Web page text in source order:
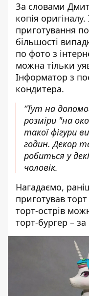
За словами
копія оригіналу.
приготування
більшості
по фото з
можна тільки
Інформатор з
кондитера.
“Тут на
розміри "на
такої фігури
годин. Декор
робиться у
чоловік.
Нагадаємо,
приготував торт
торт-острів
торт-бургер – за